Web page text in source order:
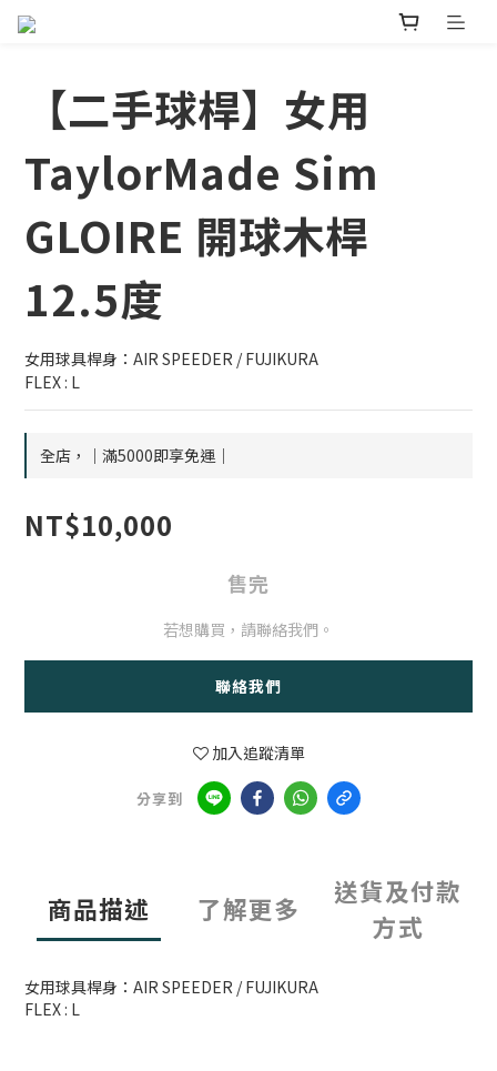
【二手球桿】女用
TaylorMade Sim
GLOIRE 開球木桿
12.5度
女用球具桿身：AIR SPEEDER / FUJIKURA
FLEX : L
全店，｜滿5000即享免運｜
NT$10,000
售完
若想購買，請聯絡我們。
聯絡我們
加入追蹤清單
分享到
商品描述 了解更多
送貨及付款
方式
女用球具桿身：AIR SPEEDER / FUJIKURA
FLEX : L